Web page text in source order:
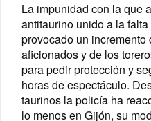
La impunidad con la que
antitaurino unido a la
provocado un incremento
aficionados y de los
para pedir protección y
horas de espectáculo.
taurinos la policía ha
lo menos en Gijón, su